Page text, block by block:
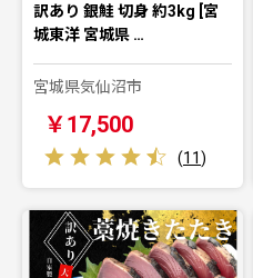
訳あり 銀鮭 切身 約3kg [宮
城東洋 宮城県 …
宮城県気仙沼市
￥17,500
(11)